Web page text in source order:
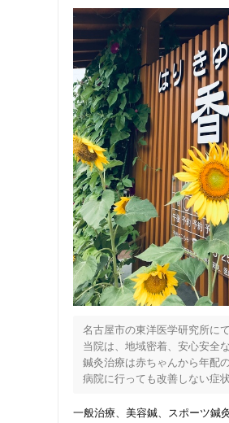
名古屋市の東洋医学研究所に
当院は、地域密着、安心安全
鍼灸治療は赤ちゃんから年配
病院に行っても改善しない症
免疫機能のアップ、自律神経
一般治療 美容鍼 スポーツ鍼